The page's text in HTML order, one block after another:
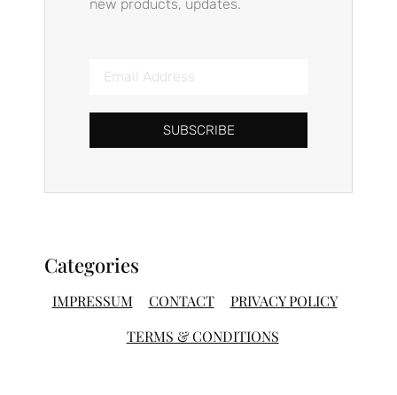
new products, updates.
SUBSCRIBE
Categories
IMPRESSUM CONTACT
PRIVACY POLICY
TERMS & CONDITIONS